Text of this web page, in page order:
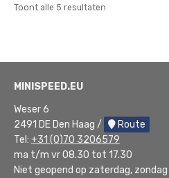
Toont alle 5 resultatenGesorteerd
MINISPEED.EU
Weser 6
2491 DE Den Haag /
Route
Tel: +31 (0)70 3206579
ma t/m vr 08.30 tot 17.30
Niet geopend op zaterdag,